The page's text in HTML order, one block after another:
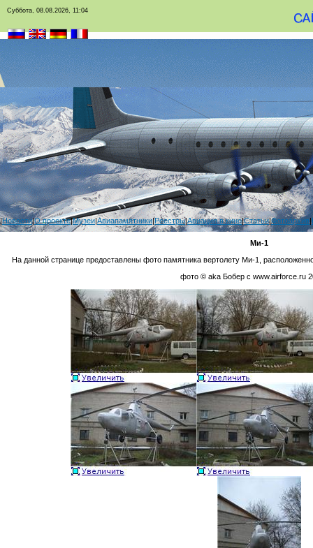
Суббота, 08.08.2026, 11:04
|Новости|О проекте|Музеи|Авиапамятники|Реестры|Авиация в кино|Статьи|Фотоархив|
Ми-1
На данной странице предоставлены фото памятника вертолету Ми-1,
фото © aka Бобер с www.airforce.ru